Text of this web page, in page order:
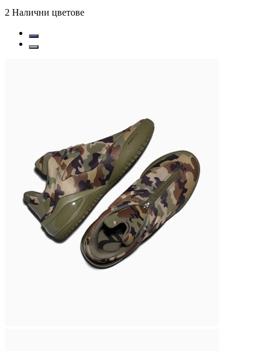
2 Налични цветове